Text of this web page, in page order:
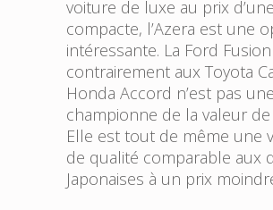
voiture de luxe au prix d’une
compacte, l’Azera est une
intéressante. La Ford Fusion
contrairement aux Toyota
Honda Accord n’est pas une
championne de la valeur
Elle est tout de même une
de qualité comparable aux
Japonaises à un prix